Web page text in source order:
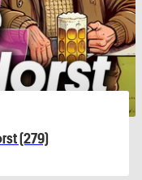
(279)